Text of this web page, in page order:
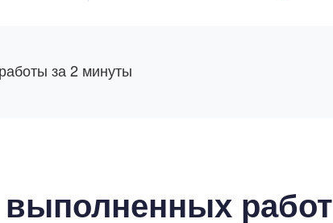
за 2 минуты
работ